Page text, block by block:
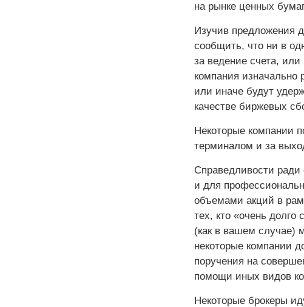
на рынке ценных
Изучив предложения
сообщить, что ни в
за ведение счета,
компания изначально
или иначе будут
качестве биржевых
Некоторые компании
терминалом и за
Справедливости ради
и для
объемами акций в
тех, кто «очень
(как в вашем случае)
некоторые компании
поручения на
помощи иных видов
Некоторые брокеры